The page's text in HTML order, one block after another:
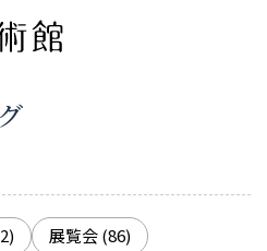
展覧会(86)